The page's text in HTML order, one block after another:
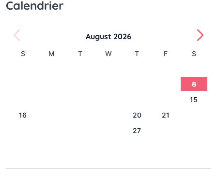
Calendrier
August 2026
S M T W T F
S
8
15
16
20 21
27